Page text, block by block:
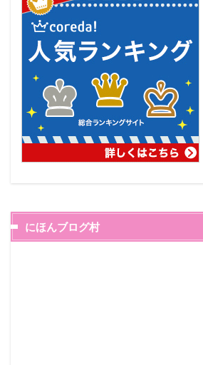
にほんブログ村